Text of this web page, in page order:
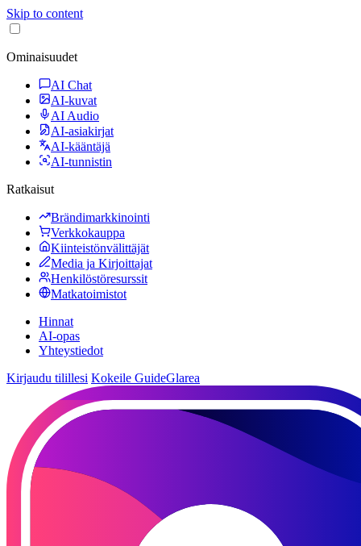
Skip to content
Ominaisuudet
AI Chat
AI-kuvat
AI Audio
AI-asiakirjat
AI-kääntäjä
AI-tunnistin
Ratkaisut
Brändimarkkinointi
Verkkokauppa
Kiinteistönvälittäjät
Media ja Kirjoittajat
Henkilöstöresurssit
Matkatoimistot
Hinnat
AI-opas
Yhteystiedot
Kirjaudu tilillesi Kokeile GuideGlarea